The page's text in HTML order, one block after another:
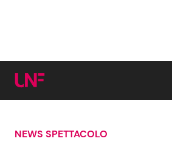
Cerca:
NEWS SPETTACOLO